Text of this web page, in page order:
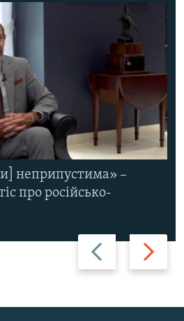
Назад Вперед
неприпустима» –
про російсько-